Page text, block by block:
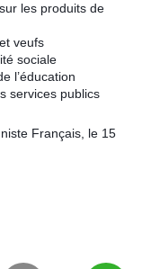
les produits de
veufs
sociale
l’éducation
services publics
Français, le 15